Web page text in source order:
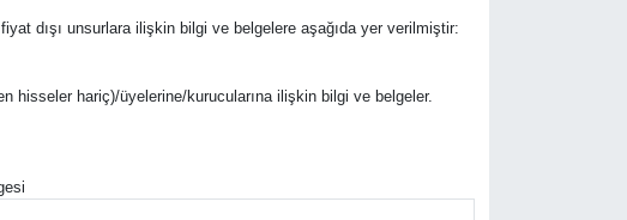
dışı unsurlara ilişkin bilgi ve belgelere aşağıda yer verilmiştir:
hisseler hariç)/üyelerine/kurucularına ilişkin bilgi ve belgeler.